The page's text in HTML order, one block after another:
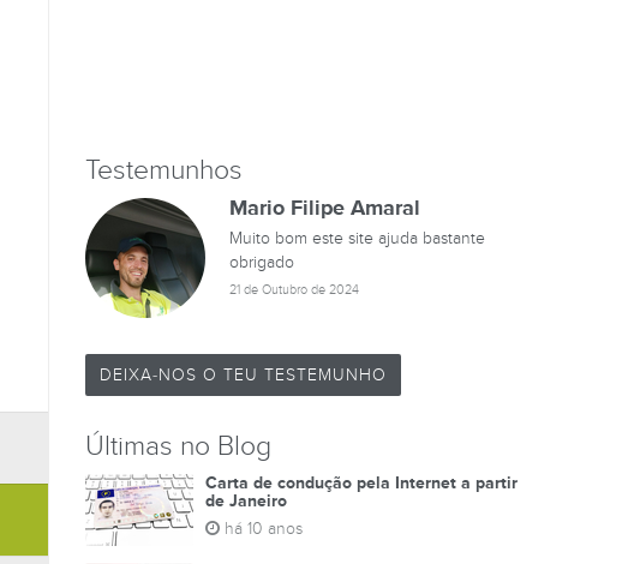
Testemunhos
Mario Filipe Amaral
Muito bom este site ajuda bastante
obrigado
21 de Outubro de 2024
DEIXA-NOS O TEU TESTEMUNHO
Últimas no Blog
Carta de condução pela Internet a partir
de Janeiro
há 10 anos